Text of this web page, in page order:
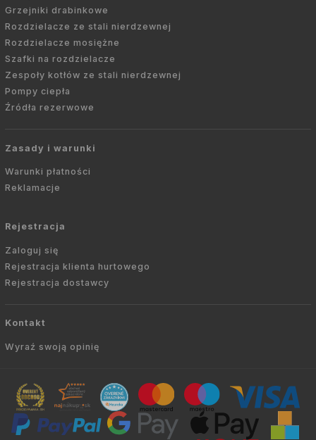
Grzejniki drabinkowe
Rozdzielacze ze stali nierdzewnej
Rozdzielacze mosiężne
Szafki na rozdzielacze
Zespoły kotłów ze stali nierdzewnej
Pompy ciepła
Źródła rezerwowe
Zasady i warunki
Warunki płatności
Reklamacje
Rejestracja
Zaloguj się
Rejestracja klienta hurtowego
Rejestracja dostawcy
Kontakt
Wyraź swoją opinię